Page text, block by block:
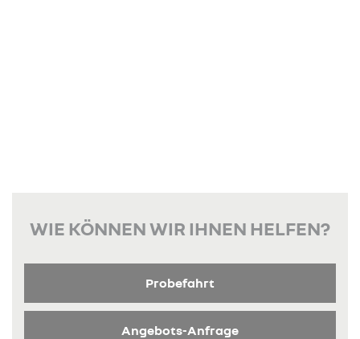
WIE KÖNNEN WIR IHNEN HELFEN?
Probefahrt
Angebots-Anfrage